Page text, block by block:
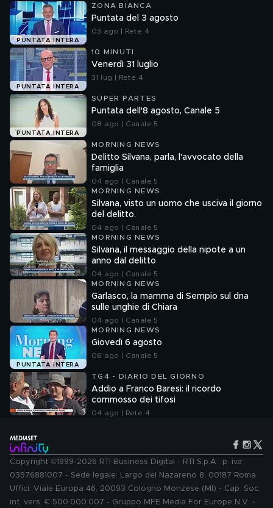
PUNTATA INTERA
ZONA BIANCA
Puntata del 3 agosto
03 ago | Rete 4
PUNTATA INTERA
10 MINUTI
Venerdì 31 luglio
31 lug | Rete 4
PUNTATA INTERA
SUPER PARTES
Puntata dell'8 agosto, Canale 5
08 ago | Canale 5
MORNING NEWS
Delitto Silvana, parla, l'avvocato della
famiglia
04 ago | Canale 5
MORNING NEWS
Silvana, visto un uomo che usciva il giorno
del delitto.
04 ago | Canale 5
MORNING NEWS
Silvana, il messaggio della nipote a un
anno dal delitto
04 ago | Canale 5
MORNING NEWS
Garlasco, la mamma di Sempio sul dna
sulle unghie di Chiara
04 ago | Canale 5
PUNTATA INTERA
MORNING NEWS
Giovedì 6 agosto
06 ago | Canale 5
TG4 - DIARIO DEL GIORNO
Addio a Franco Baresi: il ricordo
commosso dei tifosi
04 ago | Rete 4
Copyright ©1999-2026 RTI Business Digital - RTI S.p.A.: p. iva
03976881007 - Sede legale: Largo del Nazareno 8, 00187 Roma.
Uffici: Viale Europa 46, 20093 Cologno Monzese (MI) - Cap. Soc.
int. vers. € 500.000.007 - Gruppo MFE Media For Europe N.V. -